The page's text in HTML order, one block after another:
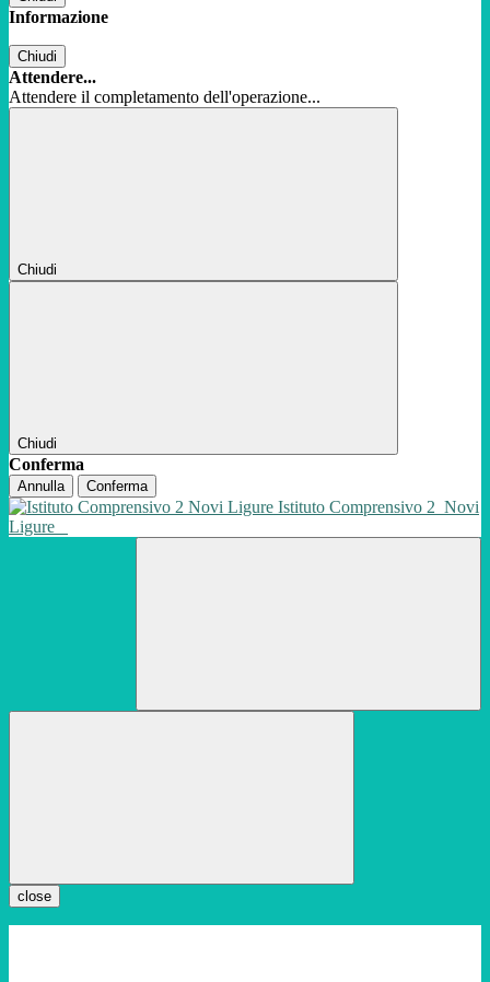
Informazione
Chiudi
Attendere...
Attendere il completamento dell'operazione...
Chiudi
Chiudi
Conferma
Annulla Conferma
Istituto Comprensivo 2 Novi
Ligure
close